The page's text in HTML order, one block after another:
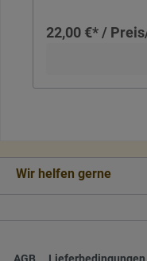
22,00 €* /
Wir helfen gerne